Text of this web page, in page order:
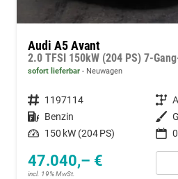
Audi A5 Avant
2.0 TFSI 150kW (204 PS) 7-
sofort lieferbar Neuwagen
Fahrzeugnummer 1197114 Getriebe
Kraftstoff Benzin Außenfarbe
Leistung 150 kW (204 PS)
47.040,– €
incl. 19% MwSt.